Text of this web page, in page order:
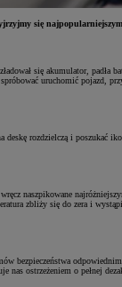
się
się akumulator, padła
uruchomić pojazd,
rozdzielczą i poszukać
naszpikowane
zbliży się do zera i
bezpieczeństwa
ostrzeżeniem o pełnej